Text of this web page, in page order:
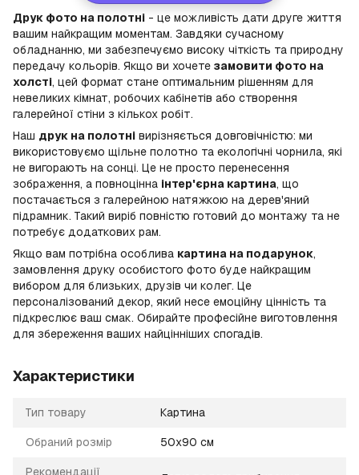
Друк фото на полотні - це можливість дати друге життя
вашим найкращим моментам. Завдяки сучасному
обладнанню, ми забезпечуємо високу чіткість та природну
передачу кольорів. Якщо ви хочете замовити фото на
холсті, цей формат стане оптимальним рішенням для
невеликих кімнат, робочих кабінетів або створення
галерейної стіни з кількох робіт.
Наш друк на полотні вирізняється довговічністю: ми
використовуємо щільне полотно та екологічні чорнила, які
не вигорають на сонці. Це не просто перенесення
зображення, а повноцінна інтер'єрна картина, що
постачається з галерейною натяжкою на дерев'яний
підрамник. Такий виріб повністю готовий до монтажу та не
потребує додаткових рам.
Якщо вам потрібна особлива картина на подарунок,
замовлення друку особистого фото буде найкращим
вибором для близьких, друзів чи колег. Це
персоналізований декор, який несе емоційну цінність та
підкреслює ваш смак. Обирайте професійне виготовлення
для збереження ваших найцінніших спогадів.
Характеристики
Тип товару Картина
Обраний розмір 50х90 см
Рекомендації